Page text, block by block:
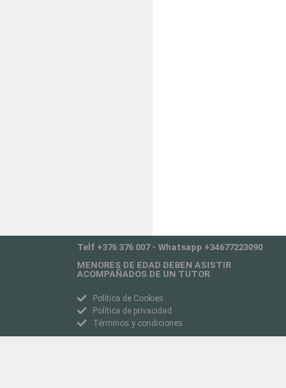
Telf +376 376 007 - Whatsapp +34677223090
MENORES DE EDAD DEBEN ASISTIR
ACOMPAÑADOS DE UN TUTOR
Política de Cookies
Política de privacidad
Términos y condiciones